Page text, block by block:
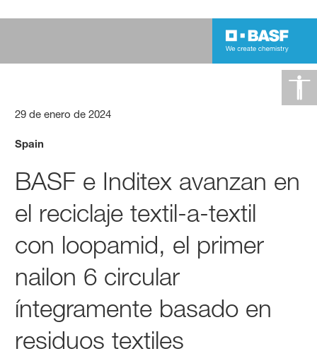
29 de enero de 2024
Spain
BASF e Inditex avanzan en
el reciclaje textil-a-textil
con loopamid, el primer
nailon 6 circular
íntegramente basado en
residuos textiles